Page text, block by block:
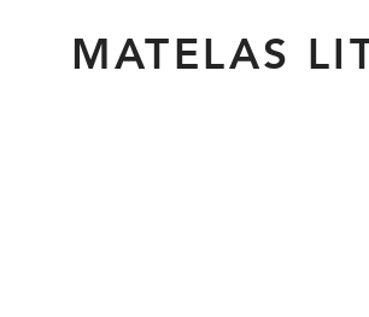
MATELAS